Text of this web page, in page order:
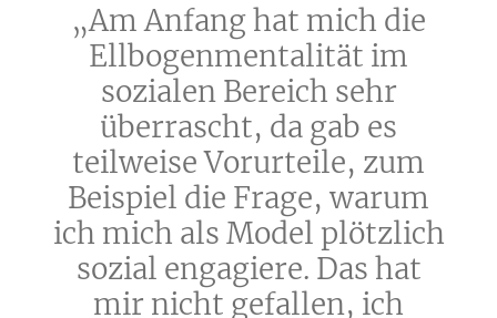
„Am Anfang hat mich die
Ellbogenmentalität im
sozialen Bereich sehr
überrascht, da gab es
teilweise Vorurteile, zum
Beispiel die Frage, warum
ich mich als Model plötzlich
sozial engagiere. Das hat
mir nicht gefallen, ich